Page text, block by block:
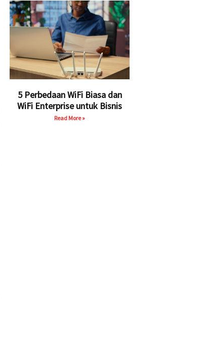
5 Perbedaan WiFi Biasa dan
WiFi Enterprise untuk Bisnis
Read More »